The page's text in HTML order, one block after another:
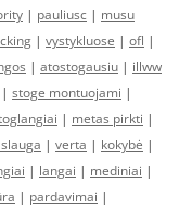
| pauliusc | musu
| vystykluose | ofl |
| atostogausiu | illww
| stoge montuojami |
| metas pirkti |
| verta | kokybė |
| langai | mediniai |
| pardavimai |